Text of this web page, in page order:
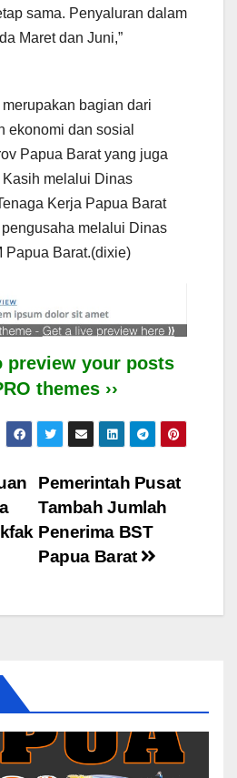
sama. Penyaluran dalam
Maret dan Juni,”
bagian dari
ekonomi dan sosial
Papua Barat yang juga
melalui Dinas
Kerja Papua Barat
melalui Dinas
Papua Barat.(dixie)
preview your posts
themes ››
Pemerintah Pusat
Tambah Jumlah
Penerima BST
Papua Barat